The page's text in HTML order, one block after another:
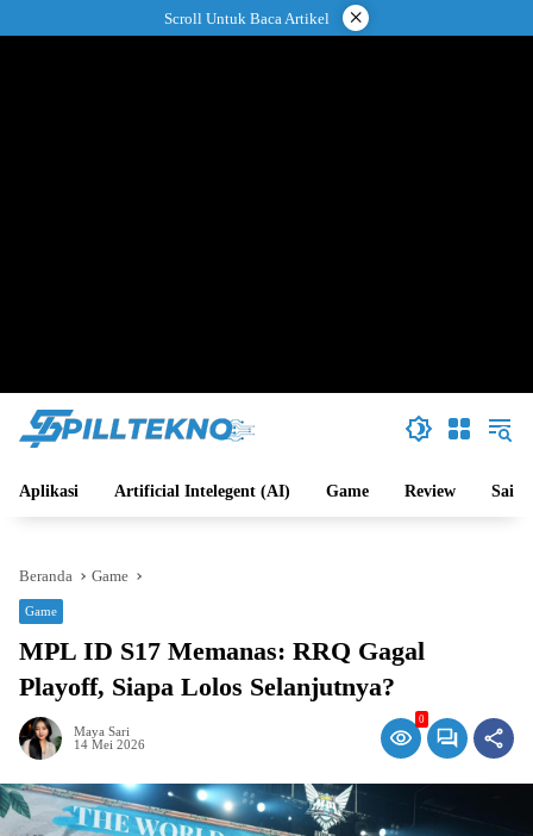
ke
Scroll Untuk Baca Artikel ×
Aplikasi Artificial Intelegent (AI) Game Review Sains
Beranda Game
Game
MPL ID S17 Memanas: RRQ Gagal
Playoff, Siapa Lolos Selanjutnya?
Maya Sari
14 Mei 2026
0